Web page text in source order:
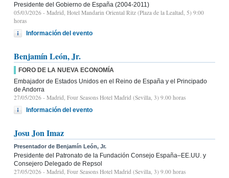
Presidente del Gobierno de España (2004-2011)
05/03/2026 - Madrid, Hotel Mandarin Oriental Ritz (Plaza de la Lealtad, 5) 9:00
horas
Información del evento
Benjamín León, Jr.
FORO DE LA NUEVA ECONOMÍA
Embajador de Estados Unidos en el Reino de España y el Principado
de Andorra
27/05/2026 - Madrid, Four Seasons Hotel Madrid (Sevilla, 3) 9.00 horas
Información del evento
Josu Jon Imaz
Presentador de Benjamín León, Jr.
Presidente del Patronato de la Fundación Consejo España–EE.UU. y
Consejero Delegado de Repsol
27/05/2026 - Madrid, Four Seasons Hotel Madrid (Sevilla, 3) 9.00 horas